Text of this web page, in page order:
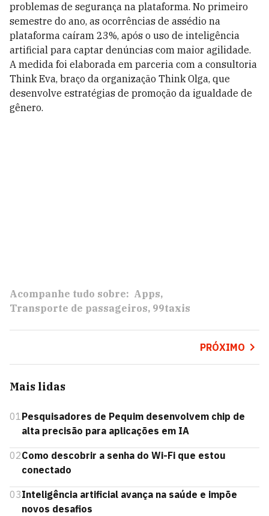
problemas de segurança na plataforma. No primeiro
semestre do ano, as ocorrências de assédio na
plataforma caíram 23%, após o uso de inteligência
artificial para captar denúncias com maior agilidade.
A medida foi elaborada em parceria com a consultoria
Think Eva, braço da organização Think Olga, que
desenvolve estratégias de promoção da igualdade de
gênero.
Acompanhe tudo sobre: Apps
Transporte de passageiros 99taxis
PRÓXIMO
Mais lidas
01Pesquisadores de Pequim desenvolvem chip de
alta precisão para aplicações em IA
02Como descobrir a senha do Wi-Fi que estou
conectado
03Inteligência artificial avança na saúde e impõe
novos desafios